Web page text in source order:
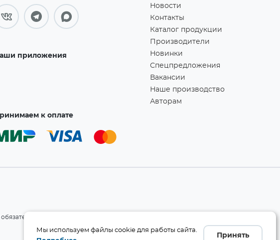
приложения
к оплате
Новости
Контакты
Каталог продукции
Производители
Новинки
Спецпредложения
Вакансии
Наше производство
Авторам
Мы используем файлы cookie для работы сайта.
Принять